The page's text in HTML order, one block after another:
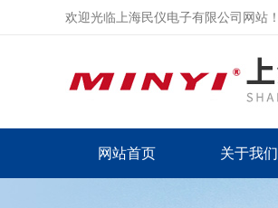
欢迎光临上海民仪电子有限公司网站！
网站首页 关于我们